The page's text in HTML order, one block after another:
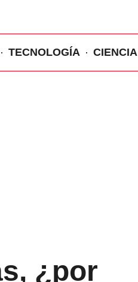
TECNOLOGÍA CIENCIA
¿por